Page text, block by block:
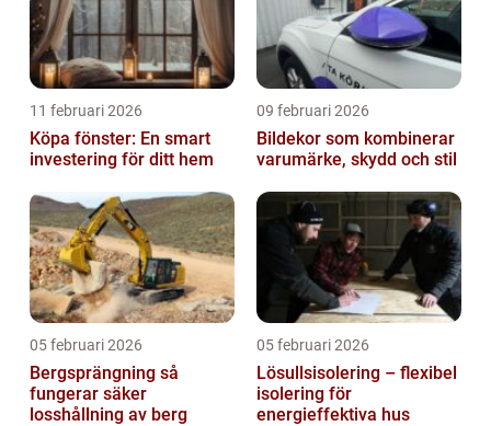
11 februari 2026
Köpa fönster: En smart
investering för ditt hem
09 februari 2026
Bildekor som kombinerar
varumärke, skydd och stil
05 februari 2026
Bergsprängning så
fungerar säker
losshållning av berg
05 februari 2026
Lösullsisolering – flexibel
isolering för
energieffektiva hus